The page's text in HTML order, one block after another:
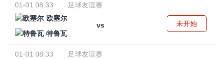
01-01 08:33
足球友谊赛
欧塞尔
vs
特鲁瓦
未开始
01-01 08:33
足球友谊赛